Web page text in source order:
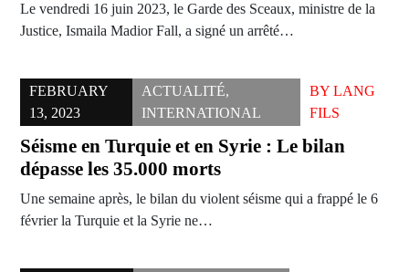
Le vendredi 16 juin 2023, le Garde des Sceaux, ministre de la
Justice, Ismaila Madior Fall, a signé un arrêté…
FEBRUARY
13, 2023
ACTUALITÉ,
INTERNATIONAL
BY LANG
FILS
Séisme en Turquie et en Syrie : Le bilan
dépasse les 35.000 morts
Une semaine après, le bilan du violent séisme qui a frappé le 6
février la Turquie et la Syrie ne…